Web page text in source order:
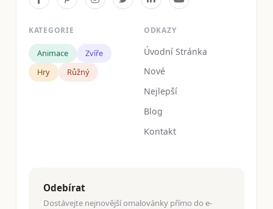
KATEGORIE
Animace
Zvíře
Hry
Růžný
ODKAZY
Úvodní Stránka
Nové
Nejlepší
Blog
Kontakt
Odebírat
Dostávejte nejnovější omalovánky přímo do e-